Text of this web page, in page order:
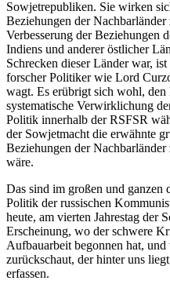
Sowjetrepubliken. Sie wirken
Beziehungen der
Verbesserung der Beziehungen
Indiens und anderer östlicher
Schrecken dieser Länder war,
forscher Politiker wie Lord
wagt. Es erübrigt sich wohl,
systematische Verwirklichung
Politik innerhalb der RSFSR
der Sowjetmacht die erwähnte
Beziehungen der
wäre.
Das sind im großen und ganzen
Politik der russischen
heute, am vierten Jahrestag der
Erscheinung, wo der schwere
Aufbauarbeit begonnen hat,
zurückschaut, der hinter uns
erfassen.